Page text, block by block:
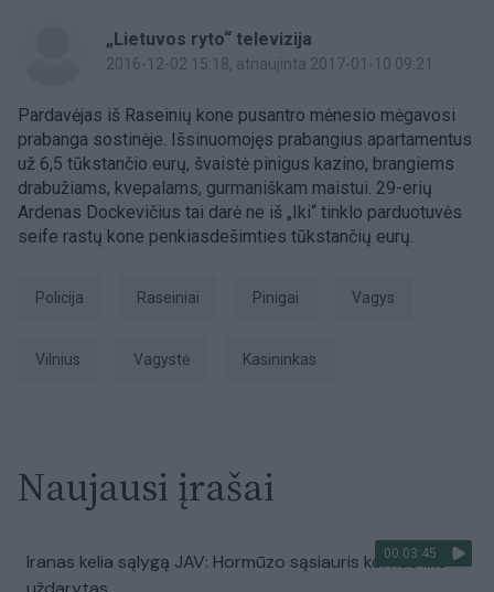
„Lietuvos ryto“ televizija
2016-12-02 15:18, atnaujinta 2017-01-10 09:21
Pardavėjas iš Raseinių kone pusantro mėnesio mėgavosi
prabanga sostinėje. Išsinuomojęs prabangius apartamentus
už 6,5 tūkstančio eurų, švaistė pinigus kazino, brangiems
drabužiams, kvepalams, gurmaniškam maistui. 29-erių
Ardenas Dockevičius tai darė ne iš „Iki“ tinklo parduotuvės
seife rastų kone penkiasdešimties tūkstančių eurų.
Policija Raseiniai Pinigai vagys
Vilnius Vagystė kasininkas
Naujausi įrašai
00:03:45
Iranas kelia sąlygą JAV: Hormūzo sąsiauris kol kas liks